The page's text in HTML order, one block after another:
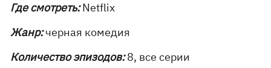
Где смотреть:Netflix
Жанр:черная комедия
Количество эпизодов:8, все серии